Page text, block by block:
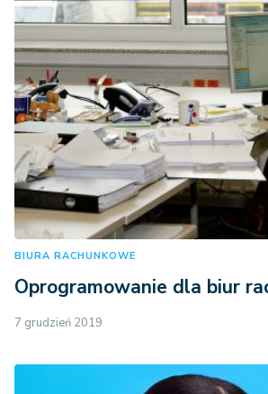
BIURA RACHUNKOWE
Oprogramowanie dla biur
7 grudzień 2019